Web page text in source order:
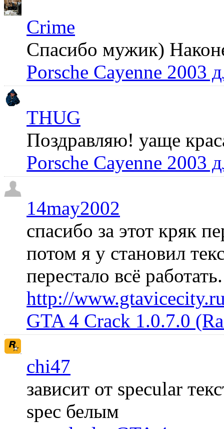
Crime
Спасибо мужик)
Porsche Cayenne 2003
THUG
Поздравляю! уаще
Porsche Cayenne 2003
14may2002
спасибо за этот кряк
потом я у становил
перестало всё
http://
GTA 4 Crack 1.0.7.0
chi47
зависит от specular
spec белым